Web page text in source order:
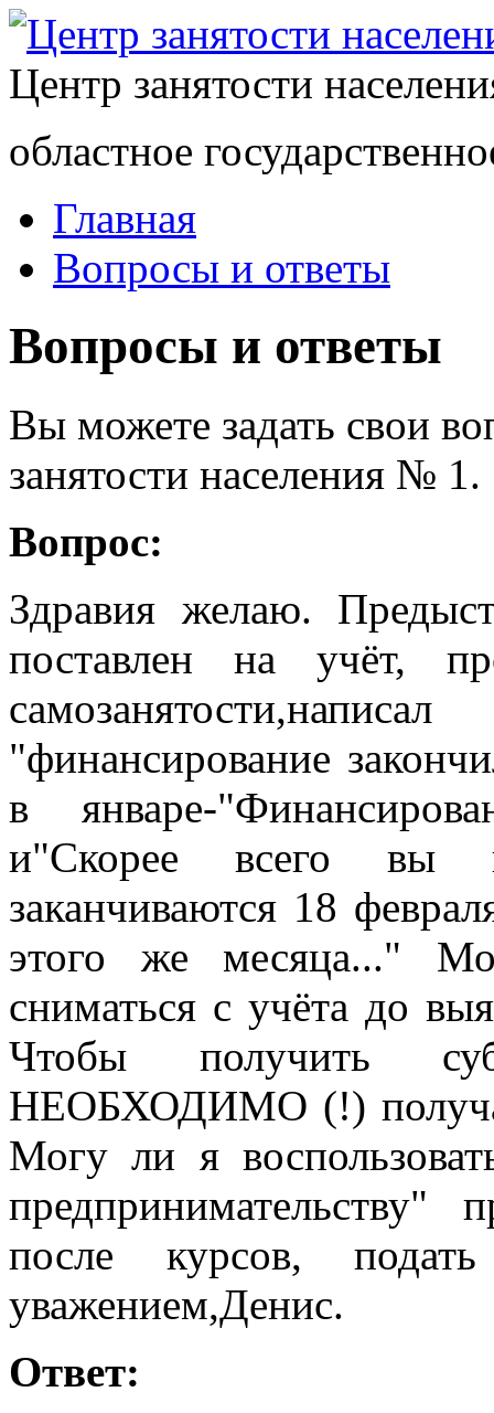
Центр занятости
областное
Главная
Вопросы и ответы
Вопросы и ответы
Вы можете задать свои
занятости населения № 1.
Вопрос:
Здравия желаю.
поставлен на учёт,
"финансирование
в январе-
и"Скорее всего вы
заканчиваются 18
этого же месяца..."
сниматься с учёта до
Чтобы получить
НЕОБХОДИМО (!)
Могу ли я
после курсов,
уважением,Денис.
Ответ: